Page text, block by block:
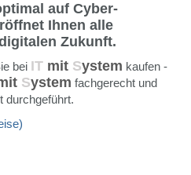
auf Cyber-
Ihnen alle
Zukunft.
bei IT mit System kaufen -
System fachgerecht und
durchgeführt.